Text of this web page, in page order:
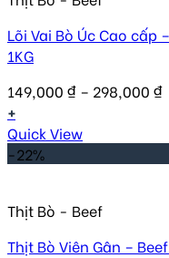
Lõi Vai Bò Úc Cao cấp
1KG
149,000 ₫ – 298,000 ₫
+
Quick View
-22%
Thịt Bò - Beef
Thịt Bò Viên Gân –